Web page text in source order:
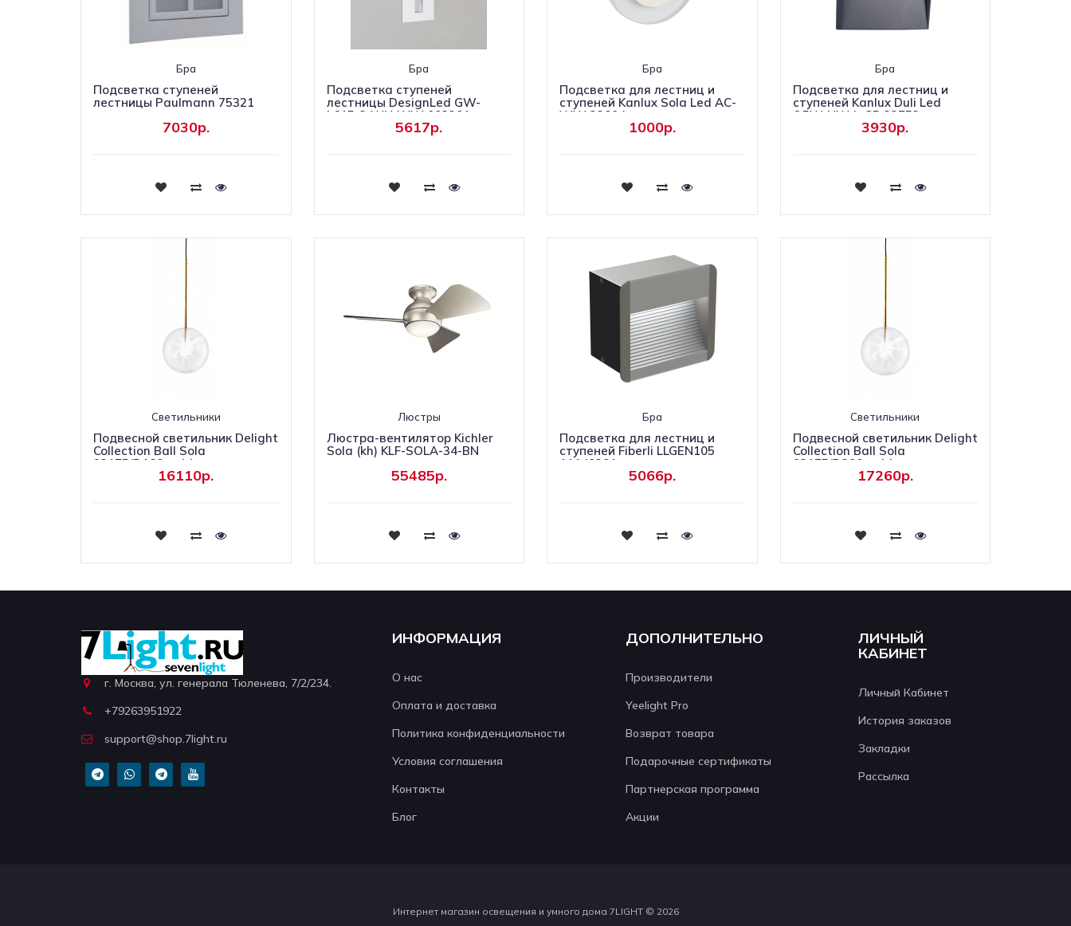
Бра
Подсветка ступеней
лестницы Paulmann 75321
7030р.
Купить
Бра
Подсветка ступеней
лестницы DesignLed GW-
L615-3-WH-WW 003301
5617р.
Купить
Бра
Подсветка для лестниц и
ступеней Kanlux Sola Led AC-
WW 23804
1000р.
Купить
Бра
Подсветка для лестниц и
ступеней Kanlux Duli Led
6,5W-NW-L-GR 33752
3930р.
Купить
Светильники
Подвесной светильник Delight
Collection Ball Sola
9217P/D180 gold
16110р.
Купить
Люстры
Люстра-вентилятор Kichler
Sola (kh) KLF-SOLA-34-BN
55485р.
Купить
Бра
Подсветка для лестниц и
ступеней Fiberli LLGEN105
11140301
5066р.
Купить
Светильники
Подвесной светильник Delight
Collection Ball Sola
9217P/D200 gold
17260р.
Купить
г. Москва, ул. генерала Тюленева, 7/2/234.
+79263951922
support@shop.7light.ru
ИНФОРМАЦИЯ
О нас
Оплата и доставка
Политика конфиденциальности
Условия соглашения
Контакты
Блог
ДОПОЛНИТЕЛЬНО
Производители
Yeelight Pro
Возврат товара
Подарочные сертификаты
Партнерская программа
Акции
ЛИЧНЫЙ
КАБИНЕТ
Личный Кабинет
История заказов
Закладки
Рассылка
Интернет магазин освещения и умного дома 7LIGHT © 2026